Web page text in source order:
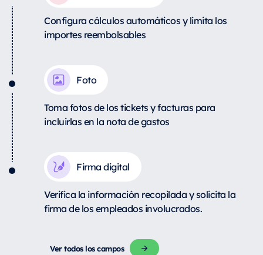
Configura cálculos automáticos y limita los
importes reembolsables
Foto
Toma fotos de los tickets y facturas para
incluirlas en la nota de gastos
Firma digital
Verifica la información recopilada y solicita la
firma de los empleados involucrados.
Ver todos los campos